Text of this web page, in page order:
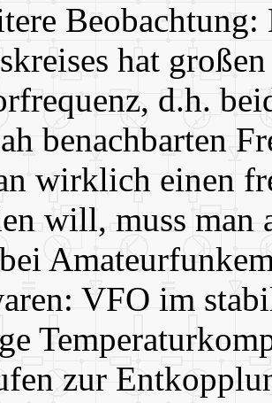
hat
d.h.
benachbarten
wirklich einen
will, muss man
VFO im
zur